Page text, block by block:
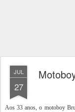
JUL
27
Aos 33 anos, o motoboy